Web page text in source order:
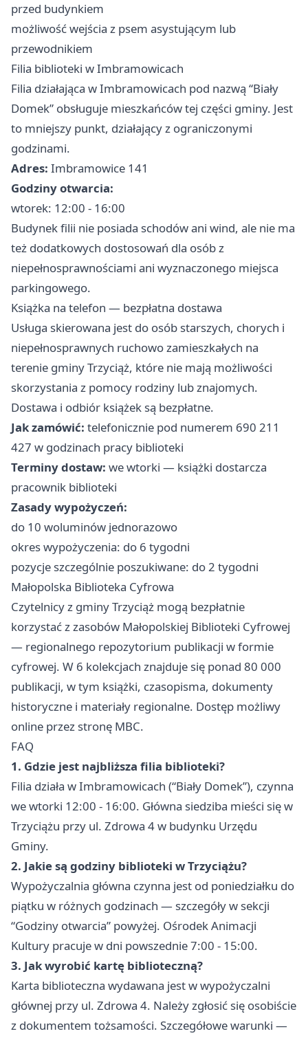
przed budynkiem
możliwość wejścia z psem asystującym lub
przewodnikiem
Filia biblioteki w Imbramowicach
Filia działająca w Imbramowicach pod nazwą “Biały
Domek” obsługuje mieszkańców tej części gminy. Jest
to mniejszy punkt, działający z ograniczonymi
godzinami.
Adres: Imbramowice 141
Godziny otwarcia:
wtorek: 12:00 - 16:00
Budynek filii nie posiada schodów ani wind, ale nie ma
też dodatkowych dostosowań dla osób z
niepełnosprawnościami ani wyznaczonego miejsca
parkingowego.
Książka na telefon — bezpłatna dostawa
Usługa skierowana jest do osób starszych, chorych i
niepełnosprawnych ruchowo zamieszkałych na
terenie gminy Trzyciąż, które nie mają możliwości
skorzystania z pomocy rodziny lub znajomych.
Dostawa i odbiór książek są bezpłatne.
Jak zamówić: telefonicznie pod numerem 690 211
427 w godzinach pracy biblioteki
Terminy dostaw: we wtorki — książki dostarcza
pracownik biblioteki
Zasady wypożyczeń:
do 10 woluminów jednorazowo
okres wypożyczenia: do 6 tygodni
pozycje szczególnie poszukiwane: do 2 tygodni
Małopolska Biblioteka Cyfrowa
Czytelnicy z gminy Trzyciąż mogą bezpłatnie
korzystać z zasobów Małopolskiej Biblioteki Cyfrowej
— regionalnego repozytorium publikacji w formie
cyfrowej. W 6 kolekcjach znajduje się ponad 80 000
publikacji, w tym książki, czasopisma, dokumenty
historyczne i materiały regionalne. Dostęp możliwy
online przez stronę MBC.
FAQ
1. Gdzie jest najbliższa filia biblioteki?
Filia działa w Imbramowicach (“Biały Domek”), czynna
we wtorki 12:00 - 16:00. Główna siedziba mieści się w
Trzyciążu przy ul. Zdrowa 4 w budynku Urzędu
Gminy.
2. Jakie są godziny biblioteki w Trzyciążu?
Wypożyczalnia główna czynna jest od poniedziałku do
piątku w różnych godzinach — szczegóły w sekcji
“Godziny otwarcia” powyżej. Ośrodek Animacji
Kultury pracuje w dni powszednie 7:00 - 15:00.
3. Jak wyrobić kartę biblioteczną?
Karta biblioteczna wydawana jest w wypożyczalni
głównej przy ul. Zdrowa 4. Należy zgłosić się osobiście
z dokumentem tożsamości. Szczegółowe warunki —